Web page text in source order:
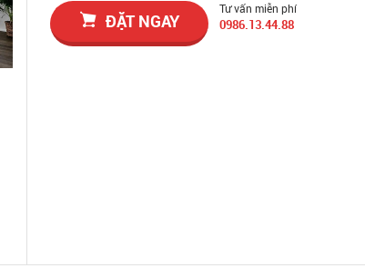
ĐẶT NGAY
Tư vấn miễn phí
0986.13.44.88